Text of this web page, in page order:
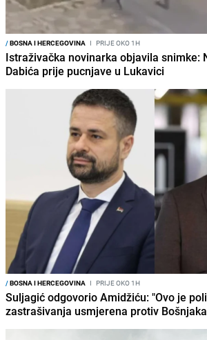
/BOSNA I HERCEGOVINA I PRIJE OKO 1H
Istraživačka novinarka objavila snimke:
Dabića prije pucnjave u Lukavici
/BOSNA I HERCEGOVINA I PRIJE OKO 1H
Suljagić odgovorio Amidžiću: "Ovo je
zastrašivanja usmjerena protiv